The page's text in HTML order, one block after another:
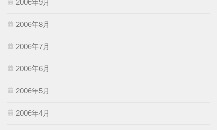
2006年9月
2006年8月
2006年7月
2006年6月
2006年5月
2006年4月